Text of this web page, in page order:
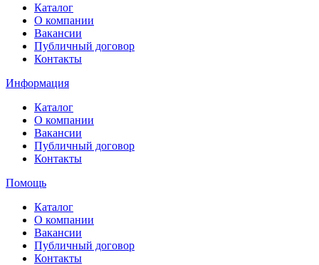
Каталог
О компании
Вакансии
Публичный договор
Контакты
Информация
Каталог
О компании
Вакансии
Публичный договор
Контакты
Помощь
Каталог
О компании
Вакансии
Публичный договор
Контакты